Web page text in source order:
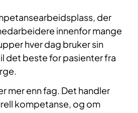
der
innenfor mange
hver dag bruker sin
det beste for pasienter fra
mer enn fag. Det handler
kompetanse, og om